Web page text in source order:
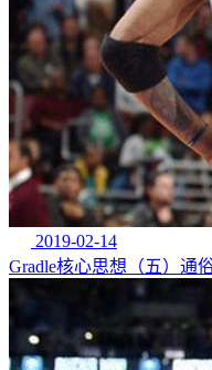
2019-02-14
Gradle核心思想（五）通